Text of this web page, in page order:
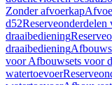
Zonder afvoerkap
d52
draaibediening
draaibediening
voor Afbouwsets voor
watertoevoer